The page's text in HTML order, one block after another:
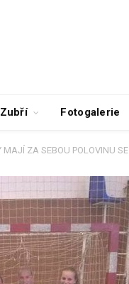
Fotogalerie
MAJÍ ZA SEBOU POLOVINU